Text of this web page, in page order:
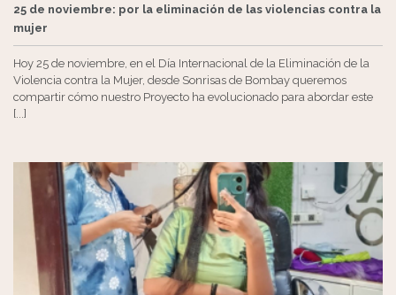
25 de noviembre: por la eliminación de las violencias contra la
mujer
Hoy 25 de noviembre, en el Día Internacional de la Eliminación de la
Violencia contra la Mujer, desde Sonrisas de Bombay queremos
compartir cómo nuestro Proyecto ha evolucionado para abordar este
[...]